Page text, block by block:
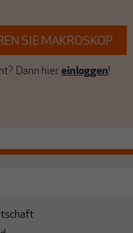
SIE MAKROSKOP
Dann hiereinloggen!